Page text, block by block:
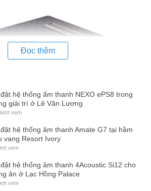
Đọc thêm
hệ thống ấm thanh NEXO ePS8 trong
giải trí ở Lê Văn Lương
xem
hệ thống âm thanh Amate G7 tại hầm
vang Resort Ivory
xem
hệ thống âm thanh 4Acoustic Si12 cho
ăn ở Lạc Hồng Palace
xem